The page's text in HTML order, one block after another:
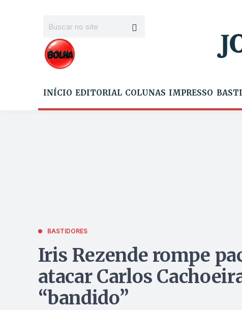
INÍCIO EDITORIAL COLUNAS IMPRESSO
BASTIDORES
Iris Rezende rompe
atacar Carlos
“bandido”